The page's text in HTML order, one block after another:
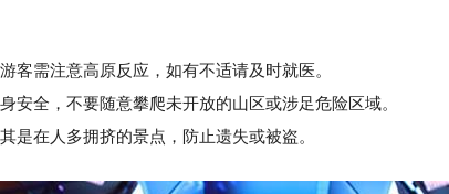
客需注意高原反应，如有不适请及时就医。
全，不要随意攀爬未开放的山区或涉足危险区域。
在人多拥挤的景点，防止遗失或被盗。